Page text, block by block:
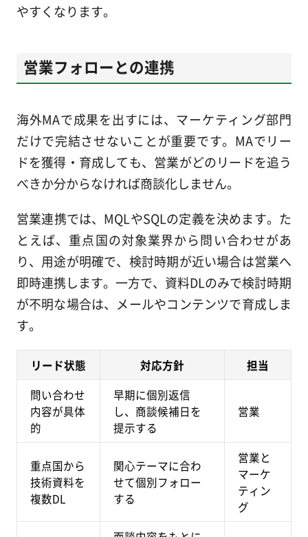
やすくなります。
営業フォローとの連携
海外MAで成果を出すには、マーケティング部門
だけで完結させないことが重要です。MAでリー
ドを獲得・育成しても、営業がどのリードを追う
べきか分からなければ商談化しません。
営業連携では、MQLやSQLの定義を決めます。た
とえば、重点国の対象業界から問い合わせがあ
り、用途が明確で、検討時期が近い場合は営業へ
即時連携します。一方で、資料DLのみで検討時期
が不明な場合は、メールやコンテンツで育成しま
す。
リード状態 対応方針
担当
問い合わせ
内容が具体
的
早期に個別返信
し、商談候補日を
提示する
営業
重点国から
技術資料を
複数DL
関心テーマに合わ
せて個別フォロー
する
営業と
マーケ
ティン
グ